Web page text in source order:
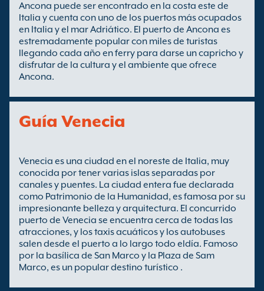
Ancona puede ser encontrado en la costa este de
Italia y cuenta con uno de los puertos más ocupados
en Italia y el mar Adriático. El puerto de Ancona es
estremadamente popular con miles de turistas
llegando cada año en ferry para darse un capricho y
disfrutar de la cultura y el ambiente que ofrece
Ancona.
Guía Venecia
Venecia es una ciudad en el noreste de Italia, muy
conocida por tener varias islas separadas por
canales y puentes. La ciudad entera fue declarada
como Patrimonio de la Humanidad, es famosa por su
impresionante belleza y arquitectura. El concurrido
puerto de Venecia se encuentra cerca de todas las
atracciones, y los taxis acuáticos y los autobuses
salen desde el puerto a lo largo todo eldía. Famoso
por la basílica de San Marco y la Plaza de Sam
Marco, es un popular destino turístico .